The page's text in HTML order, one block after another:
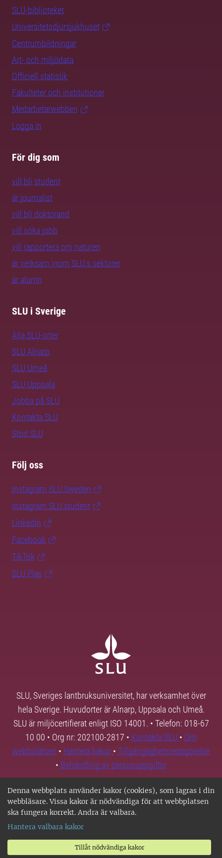
Denna webbplats använder kakor (cookies), som lagras i din
webbläsare. Vissa kakor är nödvändiga för att webbplatsen
ska fungera korrekt. Andra är valbara.
Hantera valbara kakor
Tillåt nödvändiga kakor
SLU-biblioteket
Universitetsdjursjukhuset
Centrumbildningar
Art- och miljödata
Officiell statistik
Fakulteter och institutioner
Medarbetarwebben
Logga in
För dig som
vill bli student
är journalist
vill bli doktorand
vill söka jobb
vill rapportera om naturen
är verksam inom SLU:s sektorer
är alumn
SLU i Sverige
Alla SLU-orter
SLU Alnarp
SLU Umeå
SLU Uppsala
Jobba på SLU
Kontakta SLU
Stöd SLU
Följ oss
Instagram SLU.Sweden
Instagram SLU.student
LinkedIn
Facebook
TikTok
SLU Play
SLU, Sveriges lantbruksuniversitet, har verksamhet över
hela Sverige. Huvudorter är Alnarp, Uppsala och Umeå.
SLU är miljöcertifierat enligt ISO 14001. • Telefon: 018-67
10 00 • Org nr: 202100-2817 • Kontakta SLU • Om
webbplatsen • Hantera kakor • Tillgänglighetsredogörelse
• Behandling av personuppgifter